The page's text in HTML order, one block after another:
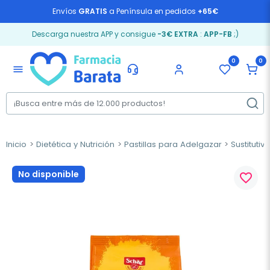
Envíos GRATIS a Península en pedidos +65€
Descarga nuestra APP y consigue -3€ EXTRA: APP-FB ;)
menu
0 0
Inicio Dietética y Nutrición Pastillas para Adelgazar
No disponible favorite_border